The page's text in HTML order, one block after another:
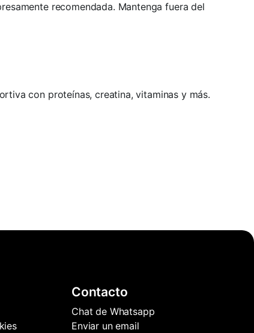
recomendada. Mantenga fuera del
con proteínas, creatina, vitaminas y más.
Contacto
Chat de Whatsapp
Enviar un email